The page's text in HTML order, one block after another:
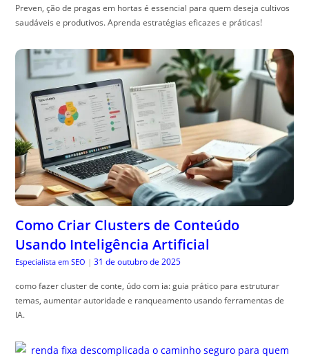
Preven, ção de pragas em hortas é essencial para quem deseja cultivos
saudáveis e produtivos. Aprenda estratégias eficazes e práticas!
Como Criar Clusters de Conteúdo
Usando Inteligência Artificial
Especialista em SEO | 31 de outubro de 2025
como fazer cluster de conte, údo com ia: guia prático para estruturar
temas, aumentar autoridade e ranqueamento usando ferramentas de
IA.